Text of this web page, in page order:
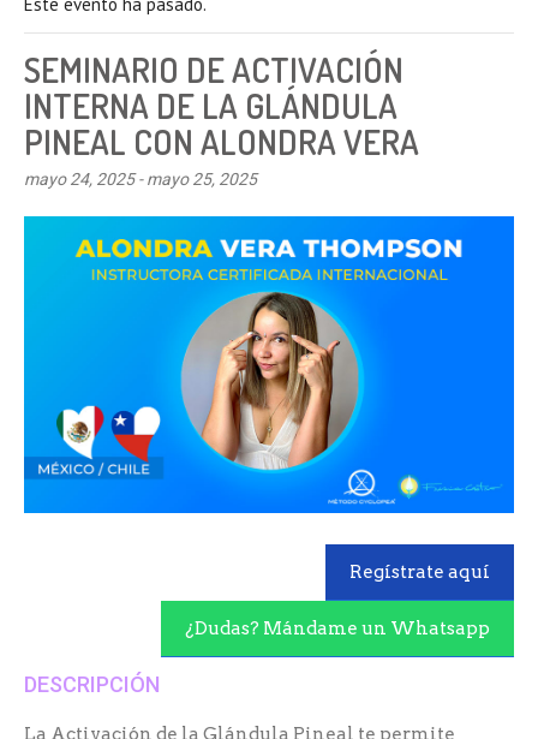
SEMINARIO DE ACTIVACIÓN
INTERNA DE LA GLÁNDULA
PINEAL CON ALONDRA VERA
mayo 24, 2025-mayo 25, 2025
Regístrate aquí
¿Dudas? Mándame un Whatsapp
DESCRIPCIÓN
La Activación de la Glándula Pineal te permite